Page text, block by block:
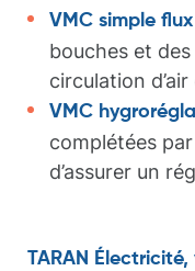
VMC simple flux
bouches et
circulation
VMC
complétées
d’assurer un
TARAN